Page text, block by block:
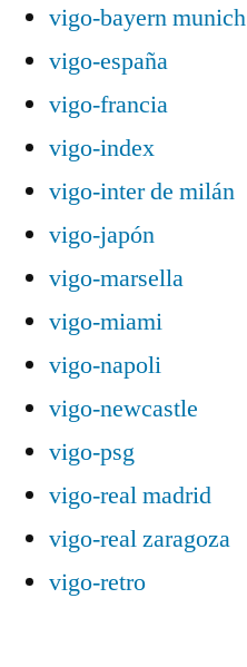
vigo-bayern munich
vigo-españa
vigo-francia
vigo-index
vigo-inter de milán
vigo-japón
vigo-marsella
vigo-miami
vigo-napoli
vigo-newcastle
vigo-psg
vigo-real madrid
vigo-real zaragoza
vigo-retro